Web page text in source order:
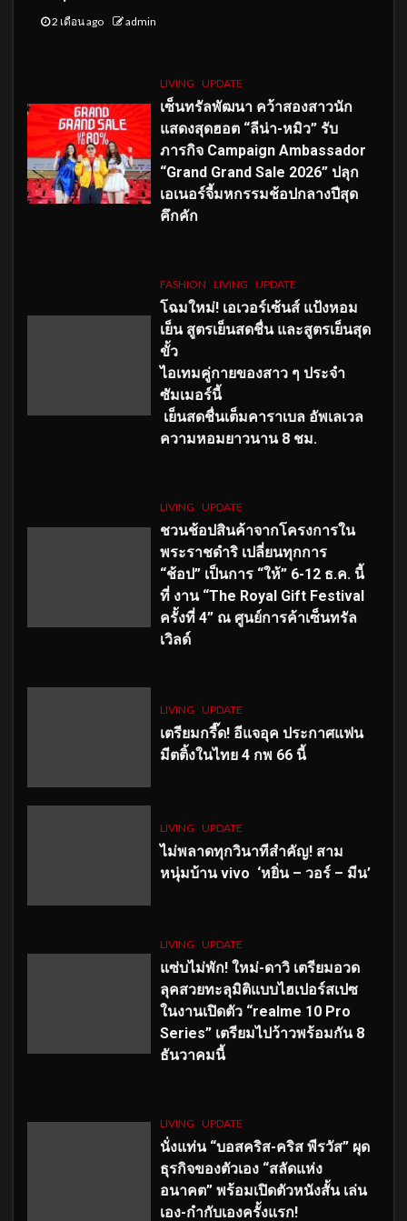
2 เดือน ago admin
LIVING UPDATE
เซ็นทรัลพัฒนา คว้าสองสาวนัก
แสดงสุดฮอต “ลีน่า-หมิว” รับ
ภารกิจ Campaign Ambassador
“Grand Grand Sale 2026” ปลุก
เอเนอร์จี้มหกรรมช้อปกลางปีสุด
คึกคัก
FASHION LIVING UPDATE
โฉมใหม่! เอเวอร์เซ้นส์ แป้งหอม
เย็น สูตรเย็นสดชื่น และสูตรเย็นสุด
ขั้ว
ไอเทมคู่กายของสาว ๆ ประจำ
ซัมเมอร์นี้
เย็นสดชื่นเต็มคาราเบล อัพเลเวล
ความหอมยาวนาน 8 ชม.
LIVING UPDATE
ชวนช้อปสินค้าจากโครงการใน
พระราชดำริ เปลี่ยนทุกการ
“ช้อป” เป็นการ “ให้” 6-12 ธ.ค. นี้
ที่ งาน “The Royal Gift Festival
ครั้งที่ 4” ณ ศูนย์การค้าเซ็นทรัล
เวิลด์
LIVING UPDATE
เตรียมกรี๊ด! อีแจอุค ประกาศแฟน
มีตติ้งในไทย 4 กพ 66 นี้
LIVING UPDATE
ไม่พลาดทุกวินาทีสำคัญ! สาม
หนุ่มบ้าน vivo ‘หยิ่น – วอร์ – มีน’
LIVING UPDATE
แซ่บไม่พัก! ใหม่-ดาวิ เตรียมอวด
ลุคสวยทะลุมิติแบบไฮเปอร์สเปซ
ในงานเปิดตัว “realme 10 Pro
Series” เตรียมไปว้าวพร้อมกัน 8
ธันวาคมนี้
LIVING UPDATE
นั่งแท่น “บอสคริส-คริส พีรวัส” ผุด
ธุรกิจของตัวเอง “สลัดแห่ง
อนาคต” พร้อมเปิดตัวหนังสั้น เล่น
เอง-กำกับเองครั้งแรก!